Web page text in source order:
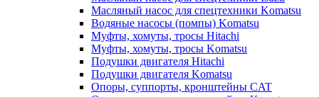
Масляный насос для спецтехники Komatsu
Водяные насосы (помпы) Komatsu
Муфты, хомуты, тросы Hitachi
Муфты, хомуты, тросы Komatsu
Подушки двигателя Hitachi
Подушки двигателя Komatsu
Опоры, суппорты, кронштейны CAT